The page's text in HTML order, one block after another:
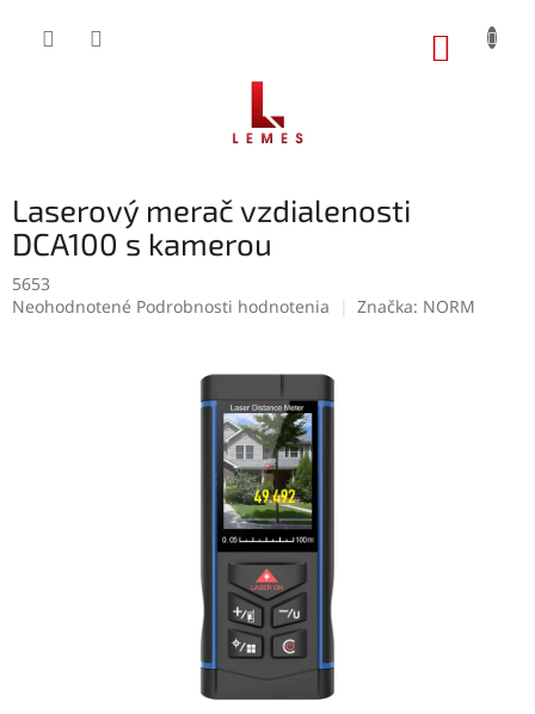
Laserový merač vzdialenosti
DCA100 s kamerou
5653
Priemerné
Neohodnotené Podrobnosti hodnotenia Značka: NORM